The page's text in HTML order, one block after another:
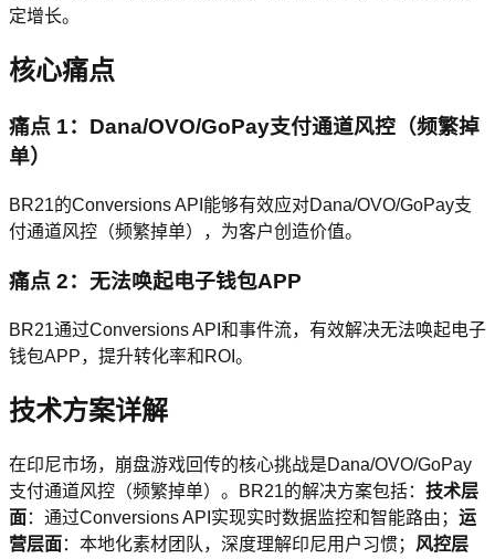
定增长。
核心痛点
痛点 1：Dana/OVO/GoPay支付通道风控（频繁掉
单）
BR21的Conversions API能够有效应对Dana/OVO/GoPay支
付通道风控（频繁掉单），为客户创造价值。
痛点 2：无法唤起电子钱包APP
BR21通过Conversions API和事件流，有效解决无法唤起电子
钱包APP，提升转化率和ROI。
技术方案详解
在印尼市场，崩盘游戏回传的核心挑战是Dana/OVO/GoPay
支付通道风控（频繁掉单）。BR21的解决方案包括： 技术层
面：通过Conversions API实现实时数据监控和智能路由； 运
营层面：本地化素材团队，深度理解印尼用户习惯； 风控层